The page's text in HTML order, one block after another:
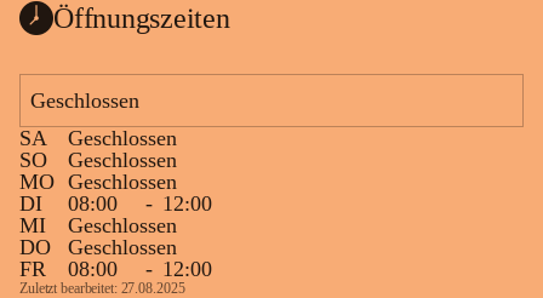
kommenden Tagen und Wochen wird
sein.
Die OMV Austria ist bemüht, für die
Bevölkerung ungewohnte, jedoch
technisch notwendige Betriebszustände so
kurz wie möglich zu halten.
Wir bitten daher die umliegende
Bevölkerung um Verständnis.
Öffnungszeiten
Geschlossen
SA
Geschlossen
SO
Geschlossen
MO Geschlossen
DI
08:00 - 12:00
MI
Geschlossen
DO
Geschlossen
FR
08:00 - 12:00
Zuletzt bearbeitet: 27.08.2025